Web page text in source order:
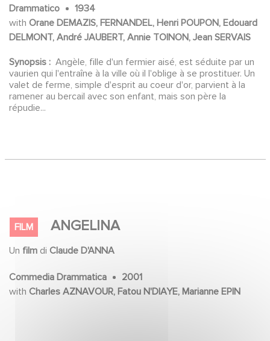
Drammatico
1934
with Orane DEMAZIS, FERNANDEL, Henri POUPON, Edouard
DELMONT, André JAUBERT, Annie TOINON, Jean SERVAIS
Synopsis : Angèle, fille d'un fermier aisé, est séduite par un
vaurien qui l'entraîne à la ville où il l'oblige à se prostituer. Un
valet de ferme, simple d'esprit au coeur d'or, parvient à la
ramener au bercail avec son enfant, mais son père la
répudie...
FILM ANGELINA
Un film di Claude D'ANNA
Commedia Drammatica
2001
with Charles AZNAVOUR, Fatou N'DIAYE, Marianne EPIN